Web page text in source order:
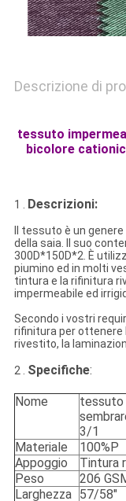
Descrizione di
tessuto
bicolore
1 . Descrizioni:
Il tessuto è un
della saia. Il suo
300D*150D*2. È
piumino ed in molti
tintura e la rifinitura
impermeabile ed
Secondo i vostri
rifinitura per ottenere
rivestito, la
2 . Specifiche:
Nome
tessuto
3/1
Materiale
100%P
Appoggio
Tintura
Peso
206
Larghezza 57/58"